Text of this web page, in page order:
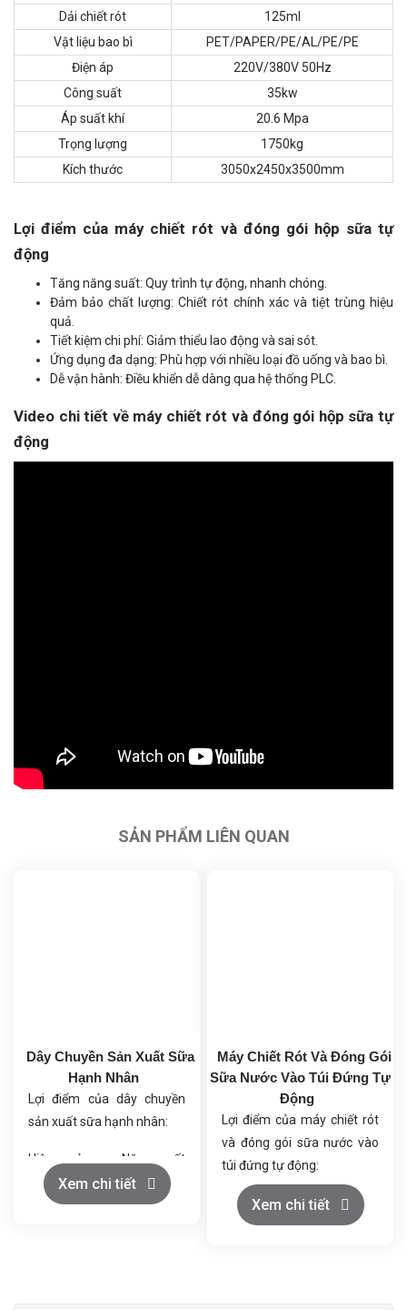
Dải chiết rót
125ml
Vật liệu bao bì
PET/PAPER/PE/AL/PE/PE
Điện áp
220V/380V 50Hz
Công suất
35kw
Áp suất khí
20.6 Mpa
Trọng lượng
1750kg
Kích thước
3050x2450x3500mm
Lợi điểm của máy chiết rót và đóng gói hộp sữa tự
động
Tăng năng suất: Quy trình tự động, nhanh chóng.
Đảm bảo chất lượng: Chiết rót chính xác và tiệt trùng hiệu
quả.
Tiết kiệm chi phí: Giảm thiểu lao động và sai sót.
Ứng dụng đa dạng: Phù hợp với nhiều loại đồ uống và bao bì.
Dễ vận hành: Điều khiển dễ dàng qua hệ thống PLC.
Video chi tiết về máy chiết rót và đóng gói hộp sữa tự
động
SẢN PHẨM LIÊN QUAN
Dây Chuyền Sản Xuất Sữa
Hạnh Nhân
Lợi điểm của dây chuyền
sản xuất sữa hạnh nhân:
Hiệu quả cao: Năng suất
lớn, phù hợp với quy mô
công nghiệp.
Xem chi tiết
Máy Chiết Rót Và Đóng Gói
Sữa Nước Vào Túi Đứng Tự
Động
Lợi điểm của máy chiết rót
và đóng gói sữa nước vào
túi đứng tự động:
Tiết kiệm chi phí: Giảm
nhân công và lãng phí
Xem chi tiết